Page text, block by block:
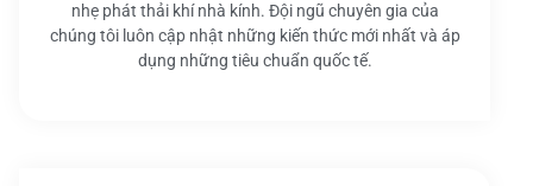
nhẹ phát thải khí nhà kính. Đội ngũ chuyên gia của
chúng tôi luôn cập nhật những kiến thức mới nhất và áp
dụng những tiêu chuẩn quốc tế.